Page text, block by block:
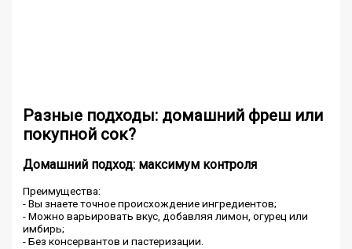
Разные подходы: домашний фреш или
покупной сок?
Домашний подход: максимум контроля
Преимущества:
- Вы знаете точное происхождение ингредиентов;
- Можно варьировать вкус, добавляя лимон, огурец или
имбирь;
- Без консервантов и пастеризации.